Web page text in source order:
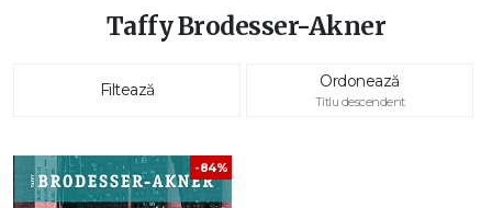
Taffy Brodesser-Akner
Filtează Ordonează
Titlu descendent
-84%